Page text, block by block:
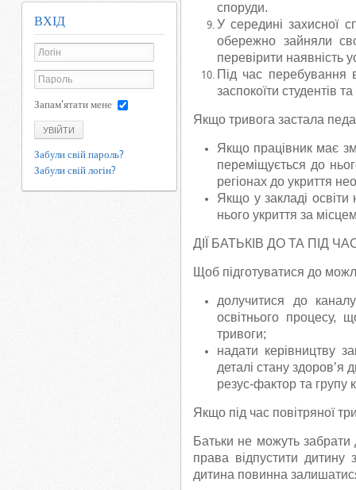
споруди.
У середині захисної
обережно зайняли
перевірити наявність
Під час перебування
заспокоїти студентів
Якщо тривога застала
Якщо працівник має
переміщується до
регіонах до укриття
Якщо у закладі
нього укриття за
ДІЇ БАТЬКІВ ДО ТА ПІД
Щоб підготуватися до
долучитися до
освітнього процесу,
тривоги;
надати керівництву
деталі стану здоров’я
резус-фактор та групу
Якщо під час повітряної
Батьки не можуть забрати
права відпустити дитину
дитина повинна
ВХІД
Запам'ятати мене
УВІЙТИ
Забули свій пароль?
Забули свій логін?